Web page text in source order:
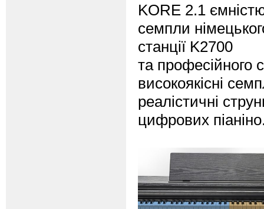
KORE 2.1
семпли
станції K2700
та професійного
високоякісні
реалістичні
цифрових